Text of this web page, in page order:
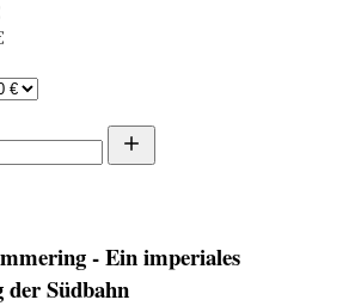
- Ein imperiales
der Südbahn